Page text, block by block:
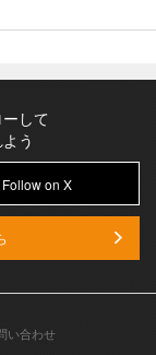
して
う
Follow on X
い合わせ